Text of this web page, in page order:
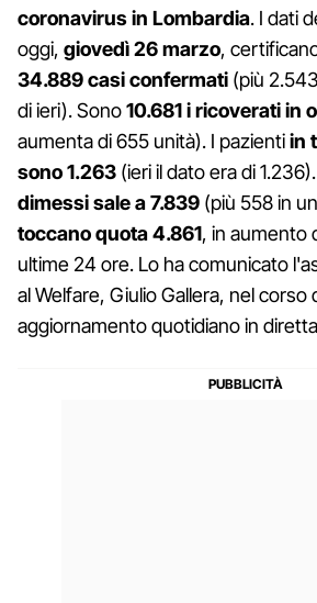
coronavirus in Lombardia. I dati
oggi, giovedì 26 marzo,
34.889 casi confermati (più
di ieri). Sono10.681 i ricoverati in
aumenta di 655 unità). I pazientiin
sono 1.263 (ieri il dato era di
dimessi sale a 7.839 (più 558 in
toccano quota 4.861, in aumento
ultime 24 ore. Lo ha comunicato
al Welfare, Giulio Gallera, nel
aggiornamento quotidiano in